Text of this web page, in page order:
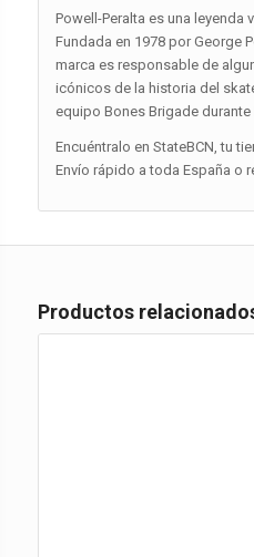
Powell-Peralta es una leyenda
Fundada en 1978 por George
marca es responsable de
icónicos de la historia del
equipo Bones Brigade durante
Encuéntralo en StateBCN, tu
Envío rápido a toda España o
Productos